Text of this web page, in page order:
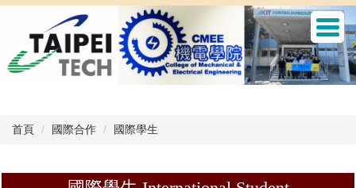
要
首頁
國際合作 國際學生